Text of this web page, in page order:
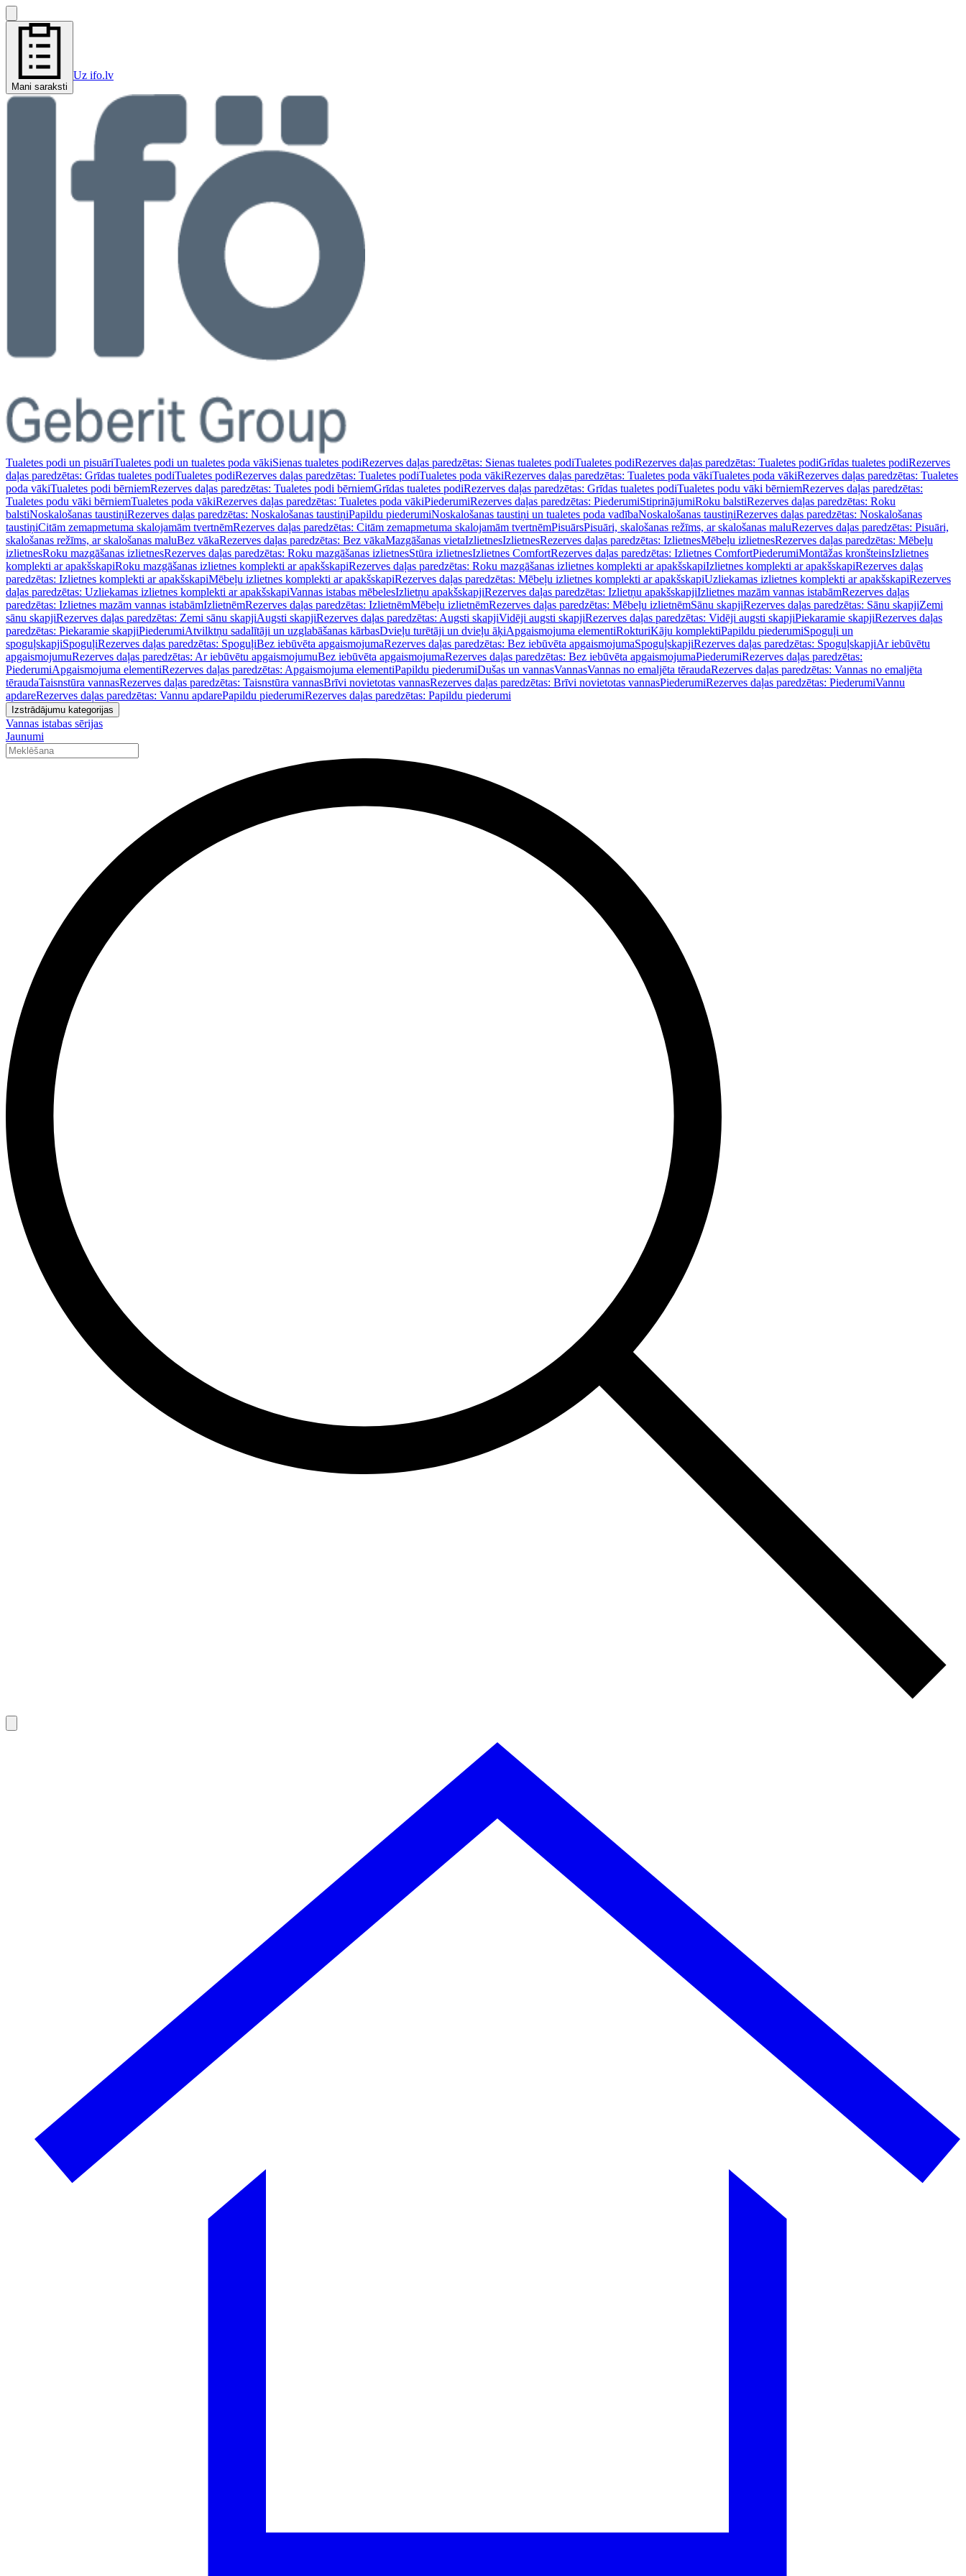
Mani saraksti
Uz ifo.lv
Tualetes podi un pisuāriTualetes podi un tualetes poda vākiSienas tualetes podiRezerves daļas paredzētas: Sienas tualetes podiTualetes podiRezerves daļas paredzētas: Tualetes podiGrīdas tualetes podiRezerves
daļas paredzētas: Grīdas tualetes podiTualetes podiRezerves daļas paredzētas: Tualetes podiTualetes poda vākiRezerves daļas paredzētas: Tualetes poda vākiTualetes poda vākiRezerves daļas paredzētas: Tualetes
poda vākiTualetes podi bērniemRezerves daļas paredzētas: Tualetes podi bērniemGrīdas tualetes podiRezerves daļas paredzētas: Grīdas tualetes podiTualetes podu vāki bērniemRezerves daļas paredzētas:
Tualetes podu vāki bērniemTualetes poda vākiRezerves daļas paredzētas: Tualetes poda vākiPiederumiRezerves daļas paredzētas: PiederumiStiprinājumiRoku balstiRezerves daļas paredzētas: Roku
balstiNoskalošanas taustiņiRezerves daļas paredzētas: Noskalošanas taustiņiPapildu piederumiNoskalošanas taustiņi un tualetes poda vadībaNoskalošanas taustiņiRezerves daļas paredzētas: Noskalošanas
taustiņiCitām zemapmetuma skalojamām tvertnēmRezerves daļas paredzētas: Citām zemapmetuma skalojamām tvertnēmPisuārsPisuāri, skalošanas režīms, ar skalošanas maluRezerves daļas paredzētas: Pisuāri,
skalošanas režīms, ar skalošanas maluBez vākaRezerves daļas paredzētas: Bez vākaMazgāšanas vietaIzlietnesIzlietnesRezerves daļas paredzētas: IzlietnesMēbeļu izlietnesRezerves daļas paredzētas: Mēbeļu
izlietnesRoku mazgāšanas izlietnesRezerves daļas paredzētas: Roku mazgāšanas izlietnesStūra izlietnesIzlietnes ComfortRezerves daļas paredzētas: Izlietnes ComfortPiederumiMontāžas kronšteinsIzlietnes
komplekti ar apakšskapiRoku mazgāšanas izlietnes komplekti ar apakšskapiRezerves daļas paredzētas: Roku mazgāšanas izlietnes komplekti ar apakšskapiIzlietnes komplekti ar apakšskapiRezerves daļas
paredzētas: Izlietnes komplekti ar apakšskapiMēbeļu izlietnes komplekti ar apakšskapiRezerves daļas paredzētas: Mēbeļu izlietnes komplekti ar apakšskapiUzliekamas izlietnes komplekti ar apakšskapiRezerves
daļas paredzētas: Uzliekamas izlietnes komplekti ar apakšskapiVannas istabas mēbelesIzlietņu apakšskapjiRezerves daļas paredzētas: Izlietņu apakšskapjiIzlietnes mazām vannas istabāmRezerves daļas
paredzētas: Izlietnes mazām vannas istabāmIzlietnēmRezerves daļas paredzētas: IzlietnēmMēbeļu izlietnēmRezerves daļas paredzētas: Mēbeļu izlietnēmSānu skapjiRezerves daļas paredzētas: Sānu skapjiZemi
sānu skapjiRezerves daļas paredzētas: Zemi sānu skapjiAugsti skapjiRezerves daļas paredzētas: Augsti skapjiVidēji augsti skapjiRezerves daļas paredzētas: Vidēji augsti skapjiPiekaramie skapjiRezerves daļas
paredzētas: Piekaramie skapjiPiederumiAtvilktņu sadalītāji un uzglabāšanas kārbasDvieļu turētāji un dvieļu āķiApgaismojuma elementiRokturiKāju komplektiPapildu piederumiSpoguļi un
spoguļskapjiSpoguļiRezerves daļas paredzētas: SpoguļiBez iebūvēta apgaismojumaRezerves daļas paredzētas: Bez iebūvēta apgaismojumaSpoguļskapjiRezerves daļas paredzētas: SpoguļskapjiAr iebūvētu
apgaismojumuRezerves daļas paredzētas: Ar iebūvētu apgaismojumuBez iebūvēta apgaismojumaRezerves daļas paredzētas: Bez iebūvēta apgaismojumaPiederumiRezerves daļas paredzētas:
PiederumiApgaismojuma elementiRezerves daļas paredzētas: Apgaismojuma elementiPapildu piederumiDušas un vannasVannasVannas no emaljēta tēraudaRezerves daļas paredzētas: Vannas no emaljēta
tēraudaTaisnstūra vannasRezerves daļas paredzētas: Taisnstūra vannasBrīvi novietotas vannasRezerves daļas paredzētas: Brīvi novietotas vannasPiederumiRezerves daļas paredzētas: PiederumiVannu
apdareRezerves daļas paredzētas: Vannu apdarePapildu piederumiRezerves daļas paredzētas: Papildu piederumi
Izstrādājumu kategorijas
Vannas istabas sērijas
Jaunumi